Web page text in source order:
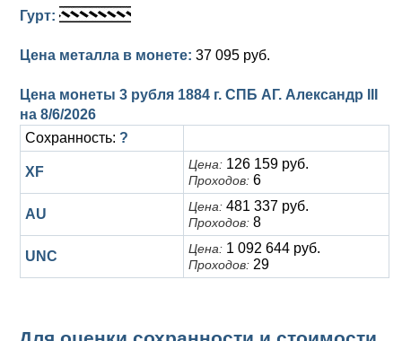
Медь
Гурт:
Цена металла в монете: 37 095 руб.
Цена монеты 3 рубля 1884 г. СПБ АГ. Александр III
на 8/6/2026
Сохранность: ?
XF Цена: 126 159 руб.
Проходов: 6
AU Цена: 481 337 руб.
Проходов: 8
UNC Цена: 1 092 644 руб.
Проходов: 29